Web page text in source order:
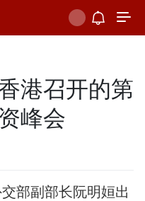
港召开的第
峰会
部副部长阮明姮出